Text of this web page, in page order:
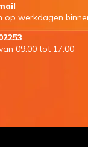
op werkdagen
09:00 tot 17:00